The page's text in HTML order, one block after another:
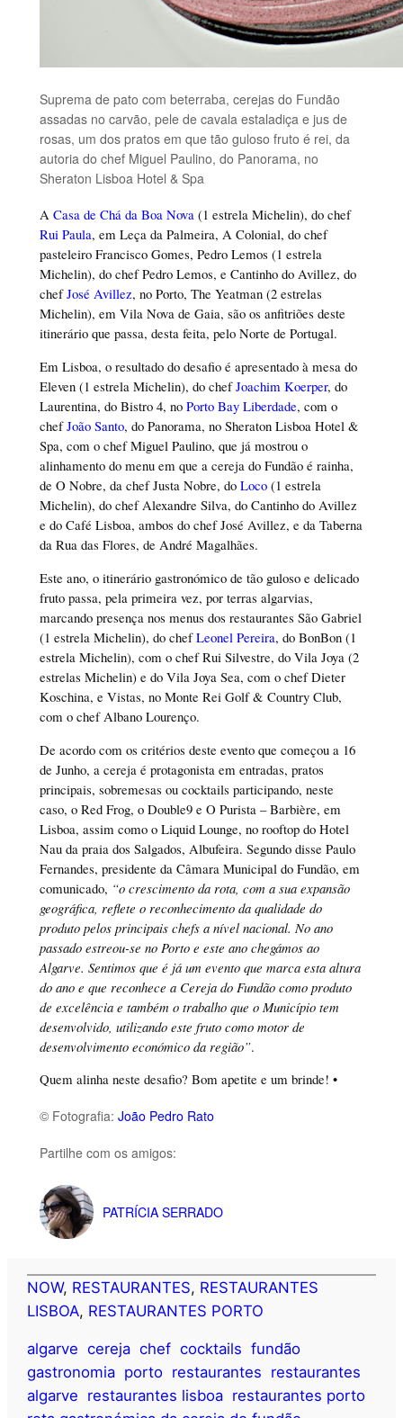
Suprema de pato com beterraba, cerejas do Fundão
assadas no carvão, pele de cavala estaladiça e jus de
rosas, um dos pratos em que tão guloso fruto é rei, da
autoria do chef Miguel Paulino, do Panorama, no
Sheraton Lisboa Hotel & Spa
A Casa de Chá da Boa Nova(1 estrela Michelin), do chef
Rui Paula, em Leça da Palmeira, A Colonial, do chef
pasteleiro Francisco Gomes, Pedro Lemos (1 estrela
Michelin), do chef Pedro Lemos, e Cantinho do Avillez, do
chefJosé Avillez, no Porto, The Yeatman (2 estrelas
Michelin), em Vila Nova de Gaia, são os anfitriões deste
itinerário que passa, desta feita, pelo Norte de Portugal.
Em Lisboa, o resultado do desafio é apresentado à mesa do
Eleven (1 estrela Michelin), do chefJoachim Koerper, do
Laurentina, do Bistro 4, no Porto Bay Liberdade, com o
chefJoão Santo, do Panorama, no Sheraton Lisboa Hotel &
Spa, com o chef Miguel Paulino, que já mostrou o
alinhamento do menu em que a cereja do Fundão é rainha,
de O Nobre, da chef Justa Nobre, do Loco(1 estrela
Michelin), do chef Alexandre Silva, do Cantinho do Avillez
e do Café Lisboa, ambos do chef José Avillez, e da Taberna
da Rua das Flores, de André Magalhães.
Este ano, o itinerário gastronómico de tão guloso e delicado
fruto passa, pela primeira vez, por terras algarvias,
marcando presença nos menus dos restaurantes São Gabriel
(1 estrela Michelin), do chefLeonel Pereira, do BonBon (1
estrela Michelin), com o chef Rui Silvestre, do Vila Joya (2
estrelas Michelin) e do Vila Joya Sea, com o chef Dieter
Koschina, e Vistas, no Monte Rei Golf & Country Club,
com o chef Albano Lourenço.
De acordo com os critérios deste evento que começou a 16
de Junho, a cereja é protagonista em entradas, pratos
principais, sobremesas ou cocktails participando, neste
caso, o Red Frog, o Double9 e O Purista – Barbière, em
Lisboa, assim como o Liquid Lounge, no rooftop do Hotel
Nau da praia dos Salgados, Albufeira. Segundo disse Paulo
Fernandes, presidente da Câmara Municipal do Fundão, em
comunicado, “o crescimento da rota, com a sua expansão
geográfica, reflete o reconhecimento da qualidade do
produto pelos principais chefs a nível nacional. No ano
passado estreou-se no Porto e este ano chegámos ao
Algarve. Sentimos que é já um evento que marca esta altura
do ano e que reconhece a Cereja do Fundão como produto
de excelência e também o trabalho que o Município tem
desenvolvido, utilizando este fruto como motor de
desenvolvimento económico da região”.
Quem alinha neste desafio? Bom apetite e um brinde! •
© Fotografia: João Pedro Rato
Partilhe com os amigos:
PATRÍCIA SERRADO
NOW, RESTAURANTES, RESTAURANTES
LISBOA, RESTAURANTES PORTO
algarve cereja chef cocktails fundão
gastronomia porto restaurantes restaurantes
algarve restaurantes lisboa restaurantes porto